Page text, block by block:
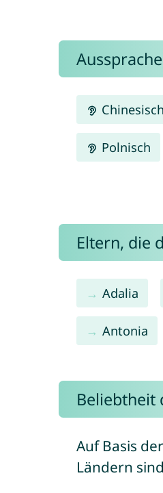
Chinesisch
Polnisch
Eltern, die
Adalia
Antonia
Beliebtheit
Auf Basis der
Ländern